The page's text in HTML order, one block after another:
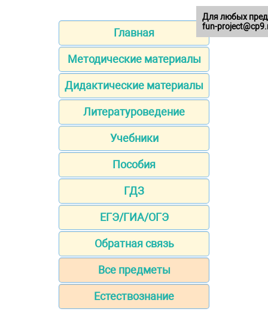
Главная
Методические материалы
Дидактические материалы
Литературоведение
Учебники
Пособия
ГДЗ
ЕГЭ/ГИА/ОГЭ
Обратная связь
Все предметы
Естествознание
Для любых
fun-